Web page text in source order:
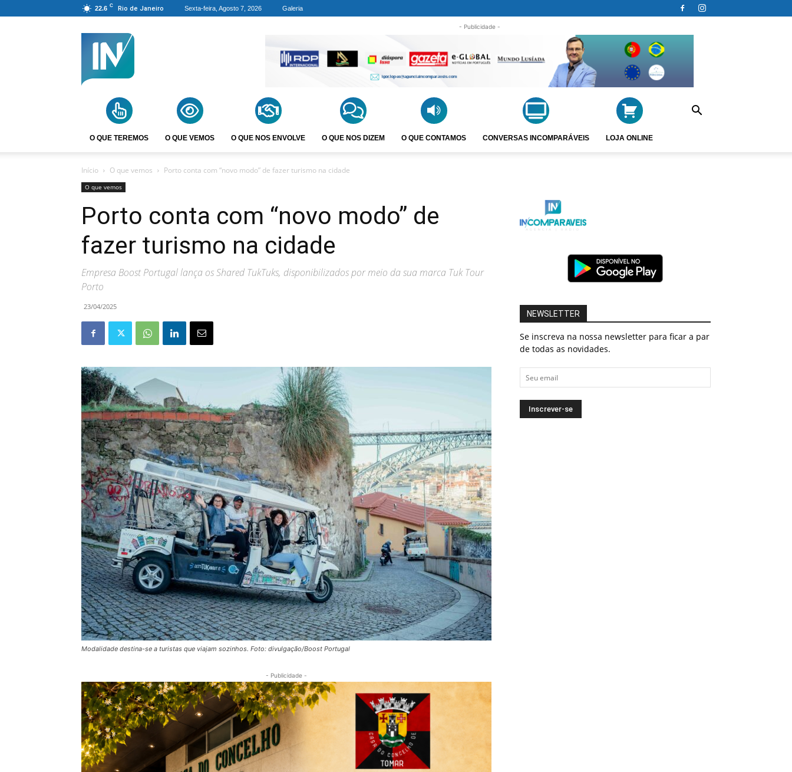
22.6 C Rio de Janeiro Sexta-feira, Agosto 7, 2026 Galeria
- Publicidade -
O QUE TEREMOS O QUE VEMOS O QUE NOS ENVOLVE O QUE NOS DIZEM O QUE CONTAMOS CONVERSAS INCOMPARÁVEIS LOJA ONLINE
Início O que vemos Porto conta com “novo modo” de fazer turismo na cidade
O que vemos
Porto conta com “novo modo” de
fazer turismo na cidade
Empresa Boost Portugal lança os Shared TukTuks, disponibilizados por meio da sua marca Tuk Tour
Porto
23/04/2025
Modalidade destina-se a turistas que viajam sozinhos. Foto: divulgação/Boost Portugal
- Publicidade -
NEWSLETTER
Se inscreva na nossa newsletter para ficar a par
de todas as novidades.